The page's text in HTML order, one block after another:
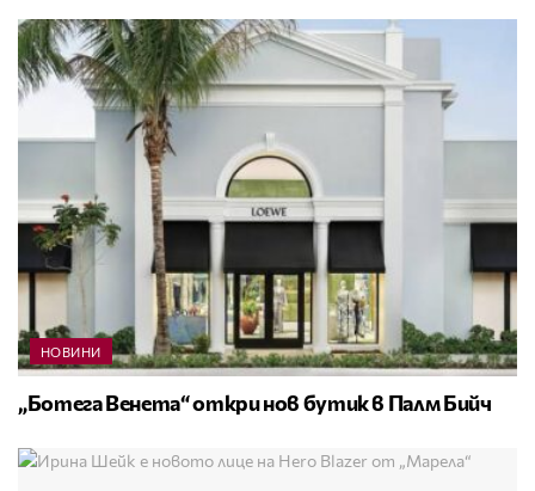
НОВИНИ
„Ботега Венета“ откри нов бутик в Палм Бийч